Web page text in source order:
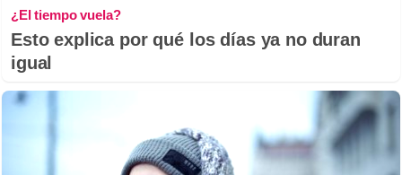
¿El tiempo vuela?
Esto explica por qué los días ya no duran
igual